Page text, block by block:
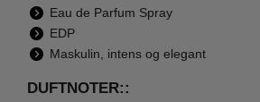
Eau de Parfum Spray
EDP
Maskulin, intens og elegant
DUFTNOTER::